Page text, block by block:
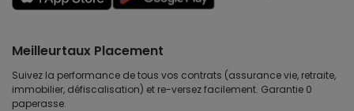
Meilleurtaux Placement
Suivez la performance de tous vos contrats (assurance vie, retraite,
immobilier, défiscalisation) et re-versez facilement. Garantie 0
paperasse.